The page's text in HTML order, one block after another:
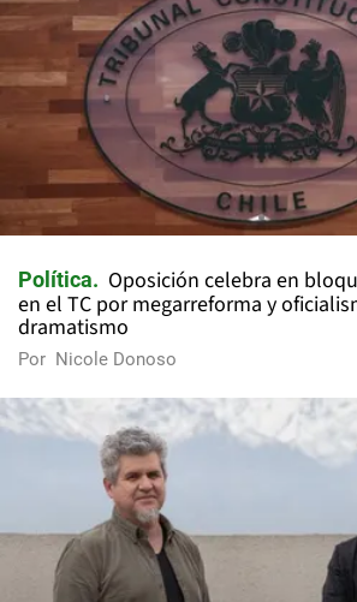
Política
Oposición celebra en
en el TC por megarreforma y
dramatismo
Por Nicole Donoso